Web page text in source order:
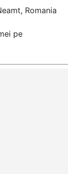
Romania
pe